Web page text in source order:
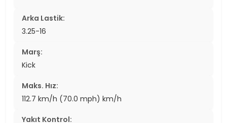
Arka Lastik:
3.25-16
Marş:
Kick
Maks. Hız:
112.7 km/h (70.0 mph) km/h
Yakıt Kontrol: